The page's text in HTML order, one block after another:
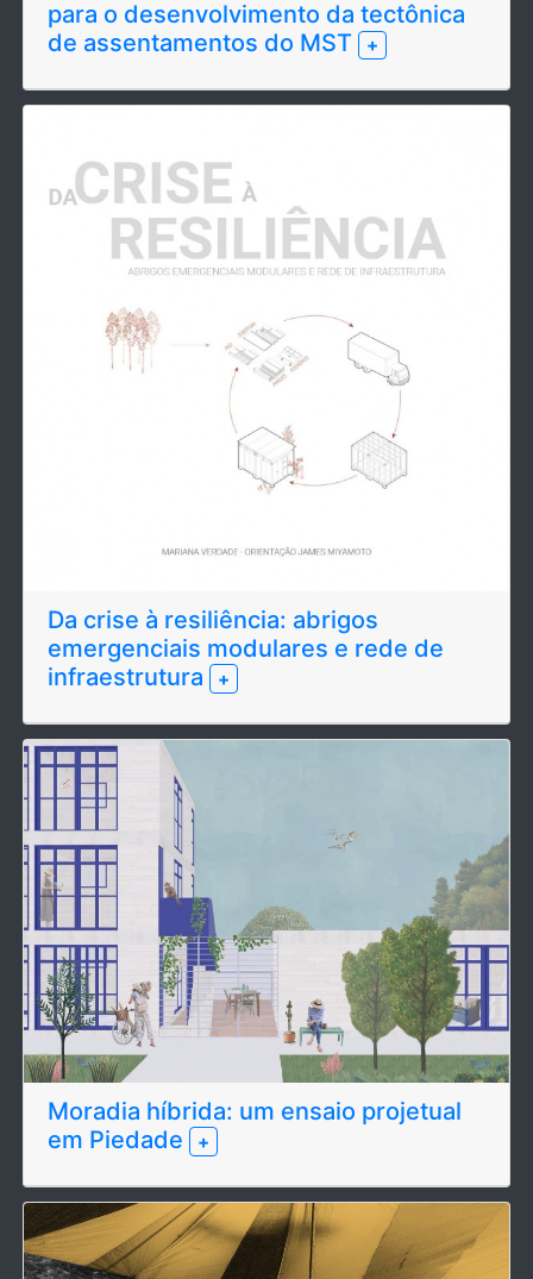
para o desenvolvimento da tectônica
de assentamentos do MST
+
Da crise à resiliência: abrigos
emergenciais modulares e rede de
infraestrutura
+
Moradia híbrida: um ensaio projetual
em Piedade
+